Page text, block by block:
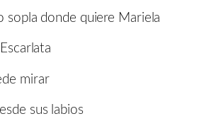
sopla donde quiere Mariela
mirar
sus labios